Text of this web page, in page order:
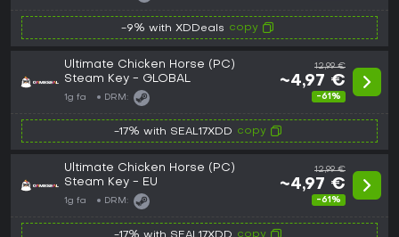
-9% with XDDeals copy
Ultimate Chicken Horse (PC)
Steam Key - GLOBAL
1g fa DRM:
12,99 €
~4,97 €
-61%
-17% with SEAL17XDD copy
Ultimate Chicken Horse (PC)
Steam Key - EU
1g fa DRM:
12,99 €
~4,97 €
-61%
copy